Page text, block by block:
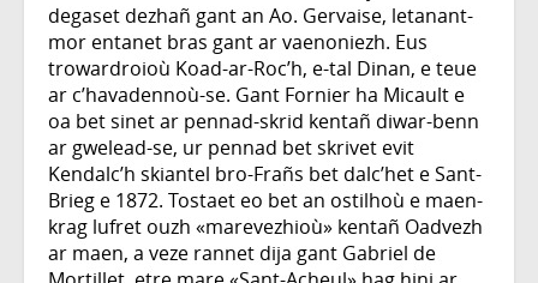
degaset dezhañ gant an Ao. Gervaise, letanant-
mor entanet bras gant ar vaenoniezh. Eus
trowardroioù Koad-ar-Roc’h, e-tal Dinan, e teue
ar c’havadennoù-se. Gant Fornier ha Micault e
oa bet sinet ar pennad-skrid kentañ diwar-benn
ar gwelead-se, ur pennad bet skrivet evit
Kendalc’h skiantel bro-Frañs bet dalc’het e Sant-
Brieg e 1872. Tostaet eo bet an ostilhoù e maen-
krag lufret ouzh «marevezhioù» kentañ Oadvezh
ar maen, a veze rannet dija gant Gabriel de